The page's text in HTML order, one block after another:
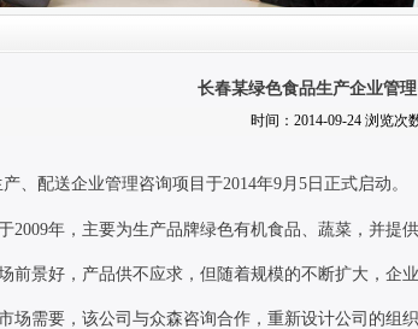
长春某绿色食品生产企业管
时间：2014-09-24 浏览次
、配送企业管理咨询项目于2014年9月5日正式启动。
2009年，主要为生产品牌绿色有机食品、蔬菜，并提
前景好，产品供不应求，但随着规模的不断扩大，企
场需要，该公司与众森咨询合作，重新设计公司的组